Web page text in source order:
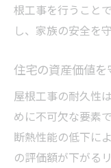
根工事を行うこと
し、家族の安全を
住宅の資産価値
屋根工事の耐久性
めに不可欠な要素
断熱性能の低下に
の評価額が下がる